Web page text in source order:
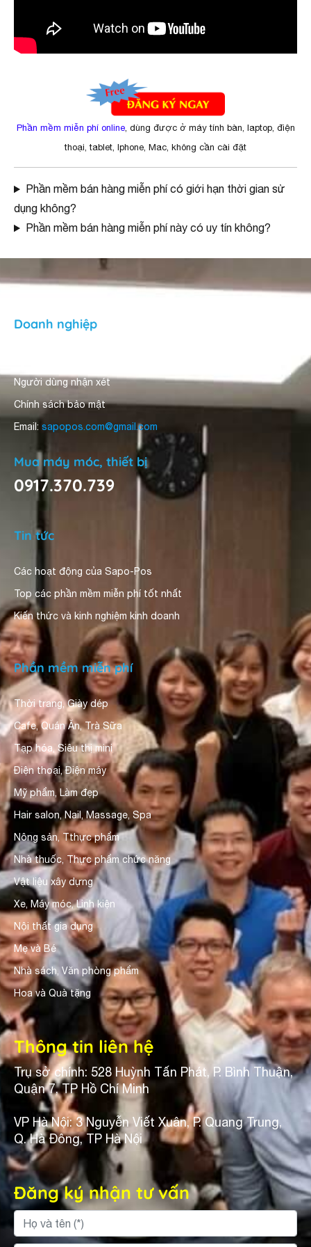
Phần mềm miễn phí online, dùng được ở máy tính bàn, laptop, điện
thoại, tablet, Iphone, Mac, không cần cài đặt
Phần mềm bán hàng miễn phí có giới hạn thời gian sử
dụng không?
Phần mềm bán hàng miễn phí này có uy tín không?
Doanh nghiệp
Người dùng nhận xét
Chính sách bảo mật
Email: sapopos.com@gmail.com
Mua máy móc, thiết bị
0917.370.739
Tin tức
Các hoạt động của Sapo-Pos
Top các phần mềm miễn phí tốt nhất
Kiến thức và kinh nghiệm kinh doanh
Phần mềm miễn phí
Thời trang, Giày dép
Cafe, Quán Ăn, Trà Sữa
Tạp hóa, Siêu thị mini
Điện thoại, Điện máy
Mỹ phẩm, Làm đẹp
Hair salon, Nail, Massage, Spa
Nông sản, Tthực phẩm
Nhà thuốc, Thực phẩm chức năng
Vật liệu xây dựng
Xe, Máy móc, Linh kiện
Nội thất gia dụng
Mẹ và Bé
Nhà sách, Văn phòng phẩm
Hoa và Quà tặng
Thông tin liên hệ
Trụ sở chính: 528 Huỳnh Tấn Phát, P. Bình Thuận,
Quận 7, TP Hồ Chí Minh
VP Hà Nội: 3 Nguyễn Viết Xuân, P. Quang Trung,
Q. Hà Đông, TP Hà Nội
Đăng ký nhận tư vấn